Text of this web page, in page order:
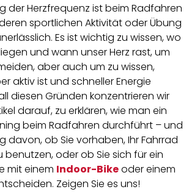
der Herzfrequenz ist beim Radfahren
sportlichen Aktivität oder Übung
Es ist wichtig zu wissen, wo
und wann unser Herz rast, um
aber auch um zu wissen,
aktiv ist und schneller Energie
diesen Gründen konzentrieren wir
darauf, zu erklären, wie man ein
beim Radfahren durchführt – und
davon, ob Sie vorhaben, Ihr Fahrrad
benutzen, oder ob Sie sich für ein
mit einem Indoor-Bikeoder einem
Zeigen Sie es uns!